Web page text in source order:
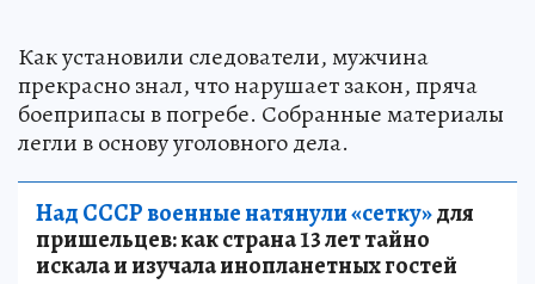
Как установили следователи, мужчина
прекрасно знал, что нарушает закон, пряча
боеприпасы в погребе. Собранные материалы
легли в основу уголовного дела.
Над СССР военные натянули «сетку»для
пришельцев: как страна 13 лет тайно
искала и изучала инопланетных гостей